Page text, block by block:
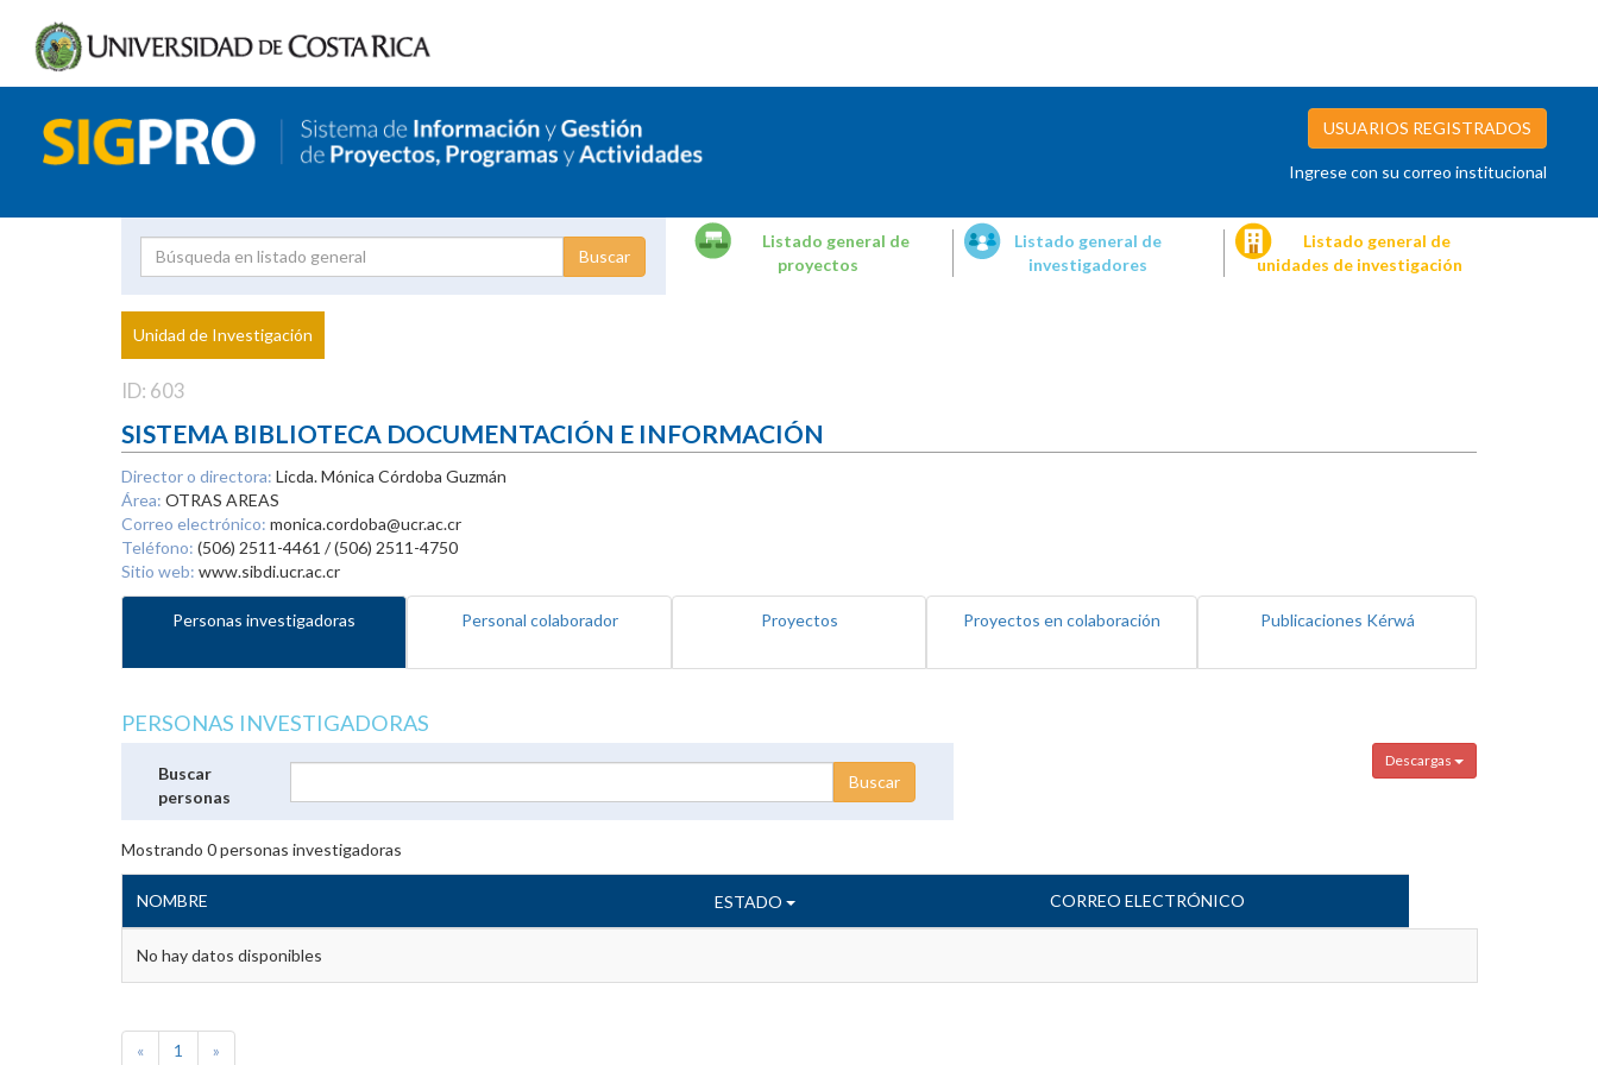
USUARIOS REGISTRADOS
Ingrese con su correo institucional
Proyecto
Investigador
Listado general de
proyectos
Listado general de
investigadores
Listado general de
unidades de investigación
Unidad de Investigación
ID: 603
SISTEMA BIBLIOTECA DOCUMENTACIÓN E INFORMACIÓN
Director o directora: Licda. Mónica Córdoba Guzmán
Área: OTRAS AREAS
Correo electrónico: monica.cordoba@ucr.ac.cr
Teléfono: (506) 2511-4461 / (506) 2511-4750
Sitio web: www.sibdi.ucr.ac.cr
Personas investigadoras Personal colaborador Proyectos Proyectos en colaboración Publicaciones Kérwá
PERSONAS INVESTIGADORAS
Descargas
Buscar
personas
Mostrando 0personas investigadoras
NOMBRE ESTADO CORREO ELECTRÓNICO
No hay datos disponibles
« 1 »